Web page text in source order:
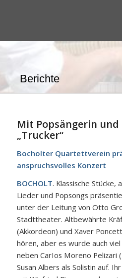
Berichte
Mit Popsängerin
„Trucker“
Bocholter Quartettverein
anspruchsvolles Konzert
BOCHOLT. Klassische Stücke,
Lieder und Popsongs
unter der Leitung von Otto
Stadttheater. Altbewährte
(Akkordeon) und Xaver
hören, aber es wurde auch
neben CarIos Moreno Pelizari
Susan Albers als Solistin auf.